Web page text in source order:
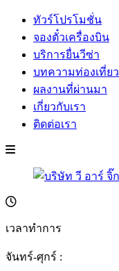
ทัวร์โปรโมชั่น
จองตั๋วเครื่องบิน
บริการยื่นวีซ่า
บทความท่องเที่ยว
ผลงานที่ผ่านมา
เกี่ยวกับเรา
ติดต่อเรา
เวลาทำการ
จันทร์-ศุกร์ :